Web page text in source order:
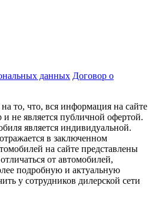
данных Договор о
то, что, вся информация на сайте
не является публичной офертой.
является индивидуальной.
в заключенном
на сайте представлены
от автомобилей,
подробную и актуальную
у сотрудников дилерской сети